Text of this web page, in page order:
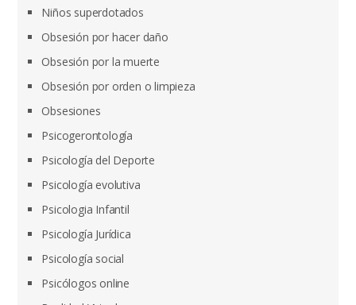
Niños superdotados
Obsesión por hacer daño
Obsesión por la muerte
Obsesión por orden o limpieza
Obsesiones
Psicogerontología
Psicología del Deporte
Psicología evolutiva
Psicologia Infantil
Psicología Jurídica
Psicología social
Psicólogos online